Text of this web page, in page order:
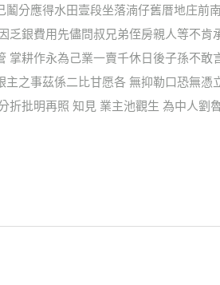
分應得水田壹段坐落湳仔舊厝地庄前
乏銀費用先儘問叔兄弟侄房親人等不
掌耕作永為己業一賣千休日後子孫不
之事茲係二比甘愿各 無抑勒口恐無
折批明再照 知見 業主池觀生 為中人